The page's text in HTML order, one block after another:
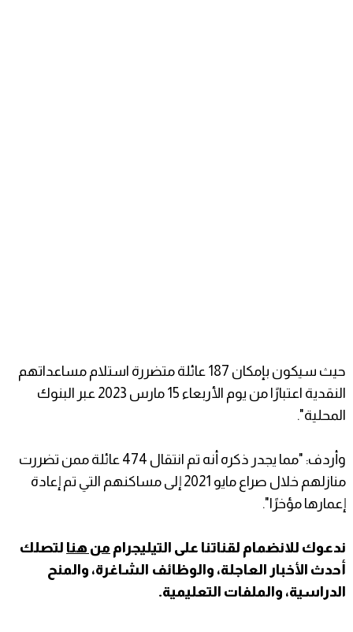
حيث سيكون بإمكان 187 عائلة متضررة استلام مساعداتهم
النقدية اعتبارًا من يوم الأربعاء 15 مارس 2023 عبر البنوك
المحلية".
وأردف: "مما يجدر ذكره أنه تم انتقال 474 عائلة ممن تضررت
منازلهم خلال صراع مايو 2021 إلى مساكنهم التي تم إعادة
إعمارها مؤخرًا".
ندعوك للانضمام لقناتنا على التيليجرام من هنا لتصلك
أحدث الأخبار العاجلة، والوظائف الشاغرة، والمنح
الدراسية، والملفات التعليمية.